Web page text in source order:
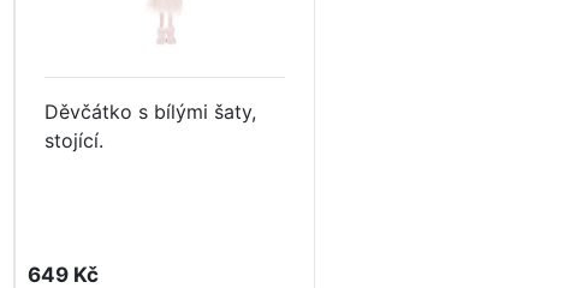
Děvčátko s bílými šaty,
stojící.
649 Kč